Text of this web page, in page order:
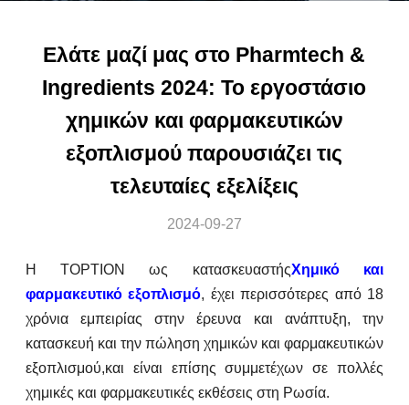
Ελάτε μαζί μας στο Pharmtech &
Ingredients 2024: Το εργοστάσιο
χημικών και φαρμακευτικών
εξοπλισμού παρουσιάζει τις
τελευταίες εξελίξεις
2024-09-27
Η TOPTION ως κατασκευαστήςΧημικό και
φαρμακευτικό εξοπλισμό, έχει περισσότερες από 18
χρόνια εμπειρίας στην έρευνα και ανάπτυξη, την
κατασκευή και την πώληση χημικών και φαρμακευτικών
εξοπλισμού,και είναι επίσης συμμετέχων σε πολλές
χημικές και φαρμακευτικές εκθέσεις στη Ρωσία.